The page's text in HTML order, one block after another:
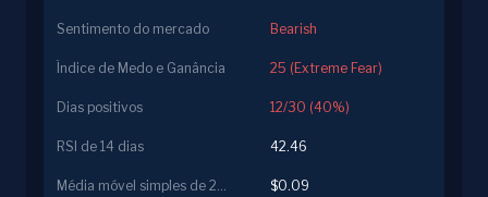
Sentimento do mercado Bearish
Índice de Medo e Ganância 25 (Extreme Fear)
Dias positivos 12/30 (40%)
RSI de 14 dias 42.46
Média móvel simples de 200 dias $0.09